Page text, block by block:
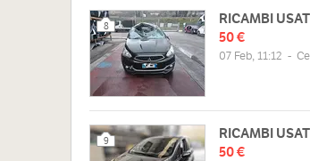
8
RICAMBI
50 €
07 Feb, 11:12 -
9
RICAMBI
50 €